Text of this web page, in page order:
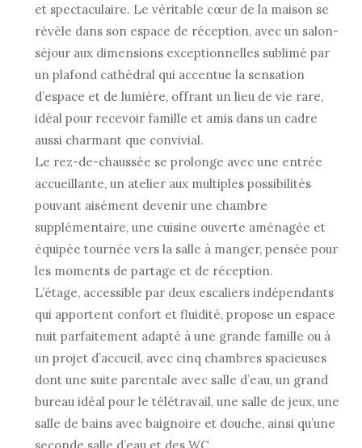
et spectaculaire. Le véritable cœur de la maison se
révèle dans son espace de réception, avec un salon-
séjour aux dimensions exceptionnelles sublimé par
un plafond cathédral qui accentue la sensation
d’espace et de lumière, offrant un lieu de vie rare,
idéal pour recevoir famille et amis dans un cadre
aussi charmant que convivial.
Le rez-de-chaussée se prolonge avec une entrée
accueillante, un atelier aux multiples possibilités
pouvant aisément devenir une chambre
supplémentaire, une cuisine ouverte aménagée et
équipée tournée vers la salle à manger, pensée pour
les moments de partage et de réception.
L’étage, accessible par deux escaliers indépendants
qui apportent confort et fluidité, propose un espace
nuit parfaitement adapté à une grande famille ou à
un projet d’accueil, avec cinq chambres spacieuses
dont une suite parentale avec salle d’eau, un grand
bureau idéal pour le télétravail, une salle de jeux, une
salle de bains avec baignoire et douche, ainsi qu’une
seconde salle d’eau et des WC.